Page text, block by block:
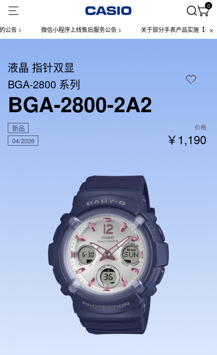
0
> 微信小程序上线售后服务公告 > 关于部分手表产品实施【一物一
液晶 指针双显
BGA-2800 系列
BGA-2800-2A2
新品
04/2026
价格
￥1,190